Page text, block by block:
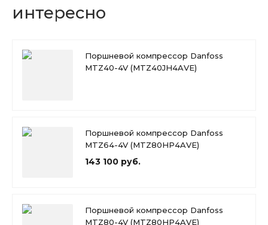
интересно
Поршневой компрессор Danfoss
MTZ40-4V (MTZ40JH4AVE)
Поршневой компрессор Danfoss
MTZ64-4V (MTZ80HP4AVE)
143 100 руб.
Поршневой компрессор Danfoss
MTZ80-4V (MTZ80HP4AVE)